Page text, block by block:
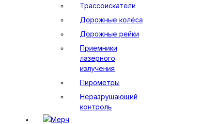
Трассоискатели
Дорожные колёса
Дорожные рейки
Приемники
лазерного
излучения
Пирометры
Неразрушающий
контроль
Мерч